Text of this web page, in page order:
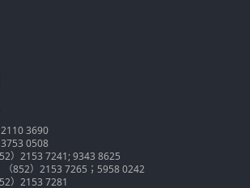
3690
0508
）2153 7241; 9343 8625
（852）2153 7265；5958 0242
）2153 7281